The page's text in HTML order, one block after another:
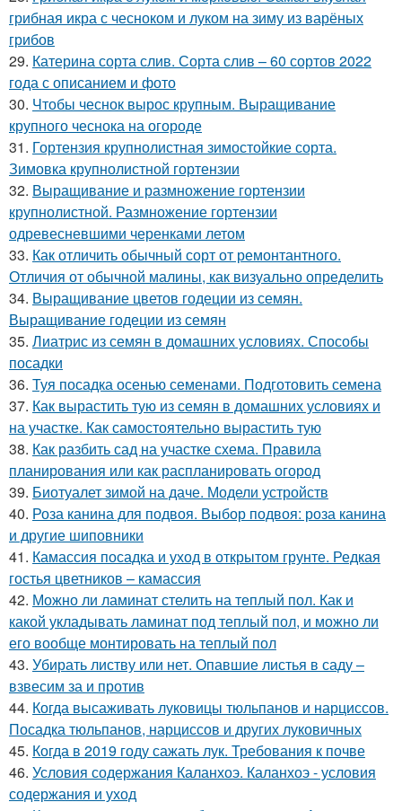
грибная икра с чесноком и луком на зиму из варёных
грибов
29. Катерина сорта слив. Сорта слив – 60 сортов 2022
года с описанием и фото
30. Чтобы чеснок вырос крупным. Выращивание
крупного чеснока на огороде
31. Гортензия крупнолистная зимостойкие сорта.
Зимовка крупнолистной гортензии
32. Выращивание и размножение гортензии
крупнолистной. Размножение гортензии
одревесневшими черенками летом
33. Как отличить обычный сорт от ремонтантного.
Отличия от обычной малины, как визуально определить
34. Выращивание цветов годеции из семян.
Выращивание годеции из семян
35. Лиатрис из семян в домашних условиях. Способы
посадки
36. Туя посадка осенью семенами. Подготовить семена
37. Как вырастить тую из семян в домашних условиях и
на участке. Как самостоятельно вырастить тую
38. Как разбить сад на участке схема. Правила
планирования или как распланировать огород
39. Биотуалет зимой на даче. Модели устройств
40. Роза канина для подвоя. Выбор подвоя: роза канина
и другие шиповники
41. Камассия посадка и уход в открытом грунте. Редкая
гостья цветников – камассия
42. Можно ли ламинат стелить на теплый пол. Как и
какой укладывать ламинат под теплый пол, и можно ли
его вообще монтировать на теплый пол
43. Убирать листву или нет. Опавшие листья в саду –
взвесим за и против
44. Когда высаживать луковицы тюльпанов и нарциссов.
Посадка тюльпанов, нарциссов и других луковичных
45. Когда в 2019 году сажать лук. Требования к почве
46. Условия содержания Каланхоэ. Каланхоэ - условия
содержания и уход